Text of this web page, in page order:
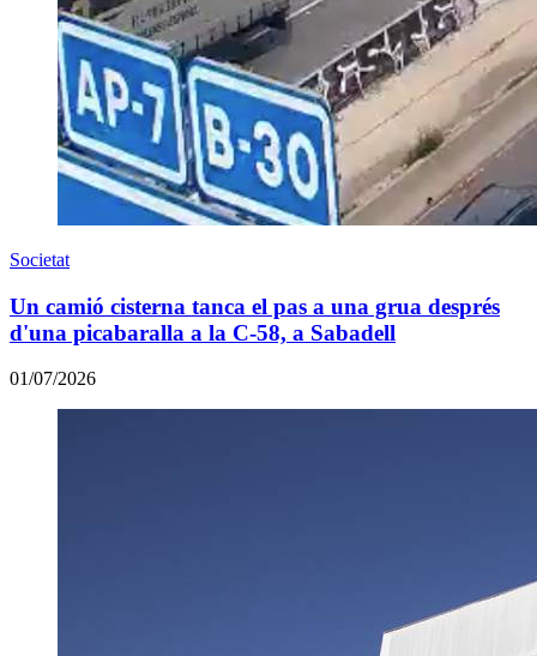
Societat
Un camió cisterna tanca el pas a una grua després
d'una picabaralla a la C-58, a Sabadell
01/07/2026